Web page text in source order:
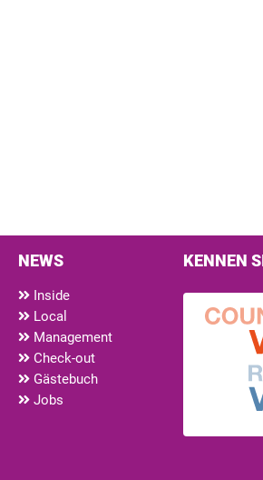
NEWS
Inside
Local
Management
Check-out
Gästebuch
Jobs
KENNEN